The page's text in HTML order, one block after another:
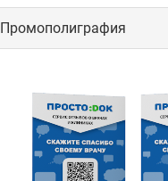
Промополиграфия